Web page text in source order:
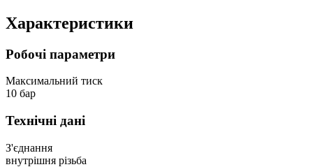
Характеристики
Робочі параметри
Максимальний тиск
10 бар
Технічні дані
З'єднання
внутрішня різьба